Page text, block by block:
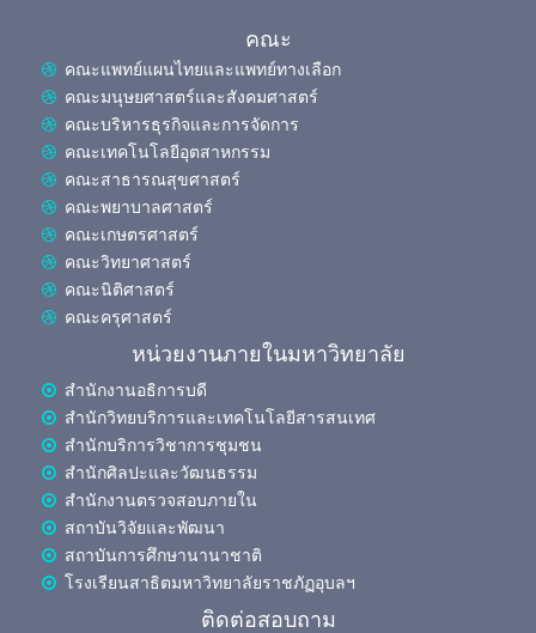
คณะ
คณะแพทย์แผนไทยและแพทย์ทางเลือก
คณะมนุษยศาสตร์และสังคมศาสตร์
คณะบริหารธุรกิจและการจัดการ
คณะเทคโนโลยีอุตสาหกรรม
คณะสาธารณสุขศาสตร์
คณะพยาบาลศาสตร์
คณะเกษตรศาสตร์
คณะวิทยาศาสตร์
คณะนิติศาสตร์
คณะครุศาสตร์
หน่วยงานภายในมหาวิทยาลัย
สำนักงานอธิการบดี
สำนักวิทยบริการและเทคโนโลยีสารสนเทศ
สำนักบริการวิชาการชุมชน
สำนักศิลปะและวัฒนธรรม
สำนักงานตรวจสอบภายใน
สถาบันวิจัยและพัฒนา
สถาบันการศึกษานานาชาติ
โรงเรียนสาธิตมหาวิทยาลัยราชภัฏอุบลฯ
ติดต่อสอบถาม